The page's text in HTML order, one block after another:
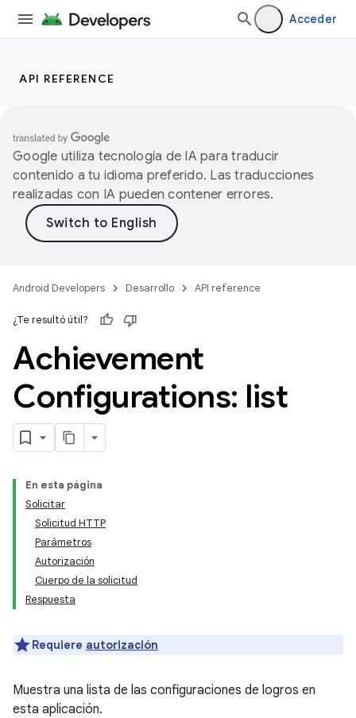
Acceder
API REFERENCE
Google utiliza tecnología de IA para traducir
contenido a tu idioma preferido. Las traducciones
realizadas con IA pueden contener errores.
Android Developers Desarrollo API reference
¿Te resultó útil?
Achievement
Configurations: list
En esta página
Solicitar
Solicitud HTTP
Parámetros
Autorización
Cuerpo de la solicitud
Respuesta
Requiere autorización
Muestra una lista de las configuraciones de logros en
esta aplicación.